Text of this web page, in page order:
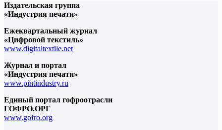
Издательская группа
«Индустрия печати»
Ежеквартальный журнал
«Цифровой текстиль»
www.digitaltextile.net
Журнал и портал
«Индустрия печати»
www.pintindustry.ru
Единый портал гофроотрасли
ГОФРО.ОРГ
www.gofro.org